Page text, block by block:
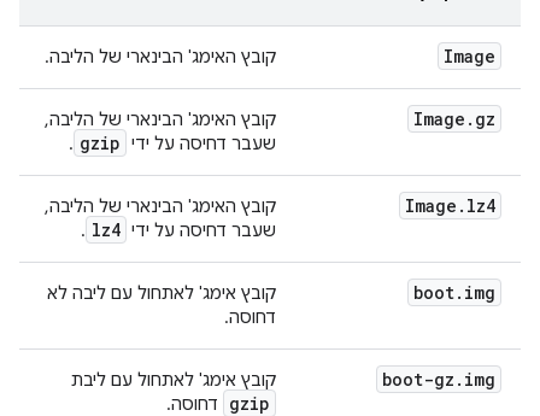
Image קובץ האימג' הבינארי של הליבה.
Image . gz
קובץ האימג' הבינארי של הליבה,
שעבר דחיסה על ידי gzip
.
Image . lz4
קובץ האימג' הבינארי של הליבה,
שעבר דחיסה על ידי lz4
.
boot. img
קובץ אימג' לאתחול עם ליבה לא
דחוסה.
boot-gz . img קובץ אימג' לאתחול עם ליבת
gzip דחוסה.